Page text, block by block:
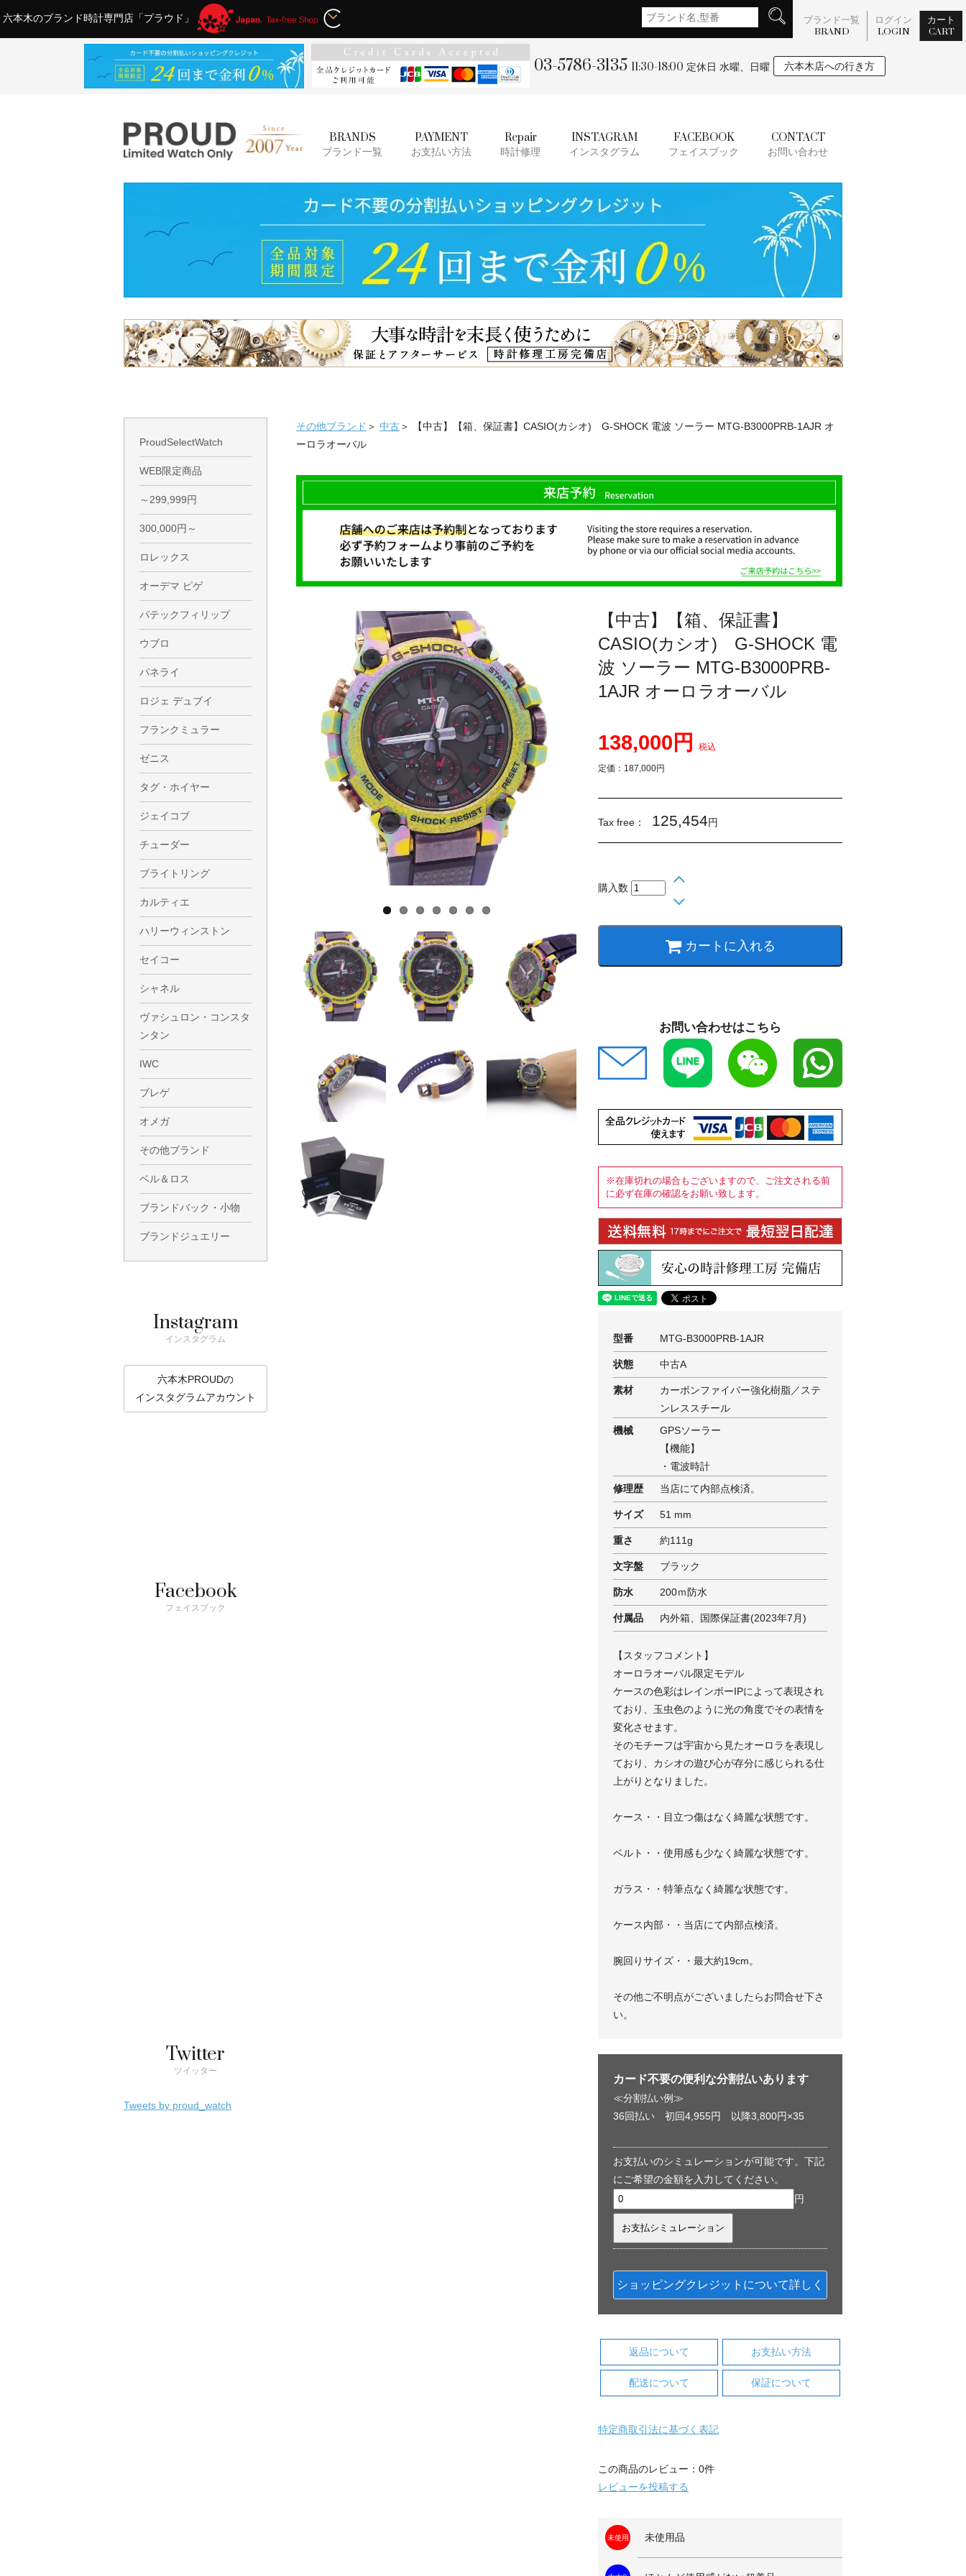
六本木のブランド時計専門店「プラウド」 ブランド一覧
BRAND
ログイン
LOGIN
カート
CART
03-5786-3135 11:30-18:00 定休日 水曜、日曜 六本木店への行き方
BRANDS
ブランド一覧
PAYMENT
お支払い方法
Repair
時計修理
INSTAGRAM
インスタグラム
FACEBOOK
フェイスブック
CONTACT
お問い合わせ
その他ブランド ＞ 中古＞ 【中古】【箱、保証書】CASIO(カシオ) G-SHOCK 電波 ソーラー MTG-B3000PRB-1AJR オ
ーロラオーバル
【中古】【箱、保証書】
CASIO(カシオ) G-SHOCK 電
波 ソーラー MTG-B3000PRB-
1AJR オーロラオーバル
138,000円 税込
定価：187,000円
Tax free： 125,454円
購入数
カートに入れる
お問い合わせはこちら
※在庫切れの場合もございますので、ご注文される前
に必ず在庫の確認をお願い致します。
型番 MTG-B3000PRB-1AJR
状態 中古A
素材
カーボンファイバー強化樹脂／ステ
ンレススチール
機械
GPSソーラー
【機能】
・電波時計
修理歴
当店にて内部点検済。
サイズ 51 mm
重さ 約111g
文字盤 ブラック
防水 200ｍ防水
付属品 内外箱、国際保証書(2023年7月)
【スタッフコメント】
オーロラオーバル限定モデル
ケースの色彩はレインボーIPによって表現され
ており、玉虫色のように光の角度でその表情を
変化させます。
そのモチーフは宇宙から見たオーロラを表現し
ており、カシオの遊び心が存分に感じられる仕
上がりとなりました。
ケース・・目立つ傷はなく綺麗な状態です。
ベルト・・使用感も少なく綺麗な状態です。
ガラス・・特筆点なく綺麗な状態です。
ケース内部・・当店にて内部点検済。
腕回りサイズ・・最大約19cm。
その他ご不明点がございましたらお問合せ下さ
い。
カード不要の便利な分割払いあります
≪分割払い例≫
36回払い 初回4,955円 以降3,800円×35
お支払いのシミュレーションが可能です。下記
にご希望の金額を入力してください。
円
ショッピングクレジットについて詳しく
返品について お支払い方法
配送について 保証について
特定商取引法に基づく表記
この商品のレビュー：0件
レビューを投稿する
未使用 未使用品
ProudSelectWatch
WEB限定商品
～299,999円
300,000円～
ロレックス
オーデマ ピゲ
パテックフィリップ
ウブロ
パネライ
ロジェ デュブイ
フランクミュラー
ゼニス
タグ・ホイヤー
ジェイコブ
チューダー
ブライトリング
カルティエ
ハリーウィンストン
セイコー
シャネル
ヴァシュロン・コンスタ
ンタン
IWC
ブレゲ
オメガ
その他ブランド
ベル＆ロス
ブランドバック・小物
ブランドジュエリー
Instagram
インスタグラム
六本木PROUDの
インスタグラムアカウント
Facebook
フェイスブック
Twitter
ツイッター
Tweets by proud_watch